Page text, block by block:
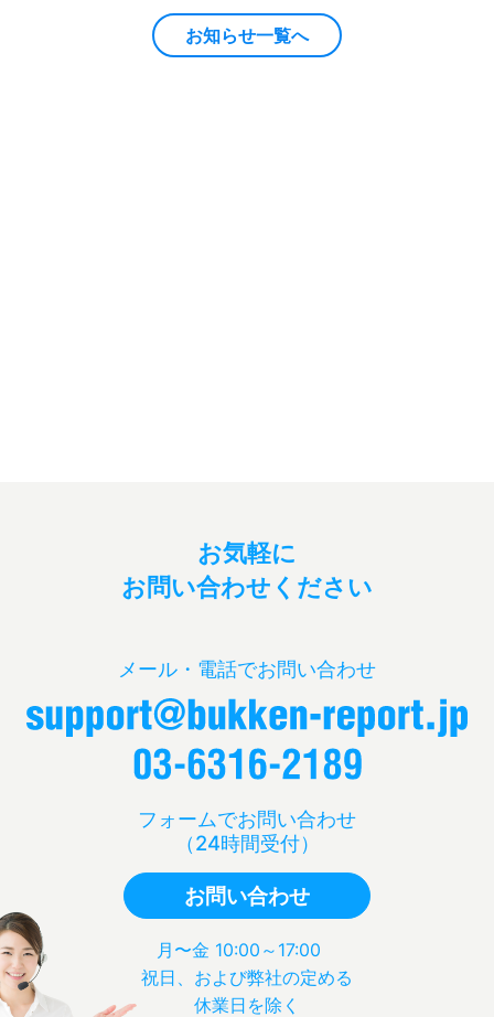
お知らせ一覧へ
お気軽に
お問い合わせください
メール・電話でお問い合わせ
フォームでお問い合わせ
（24時間受付）
お問い合わせ
月〜金 10:00～17:00
祝日、および弊社の定める
休業日を除く